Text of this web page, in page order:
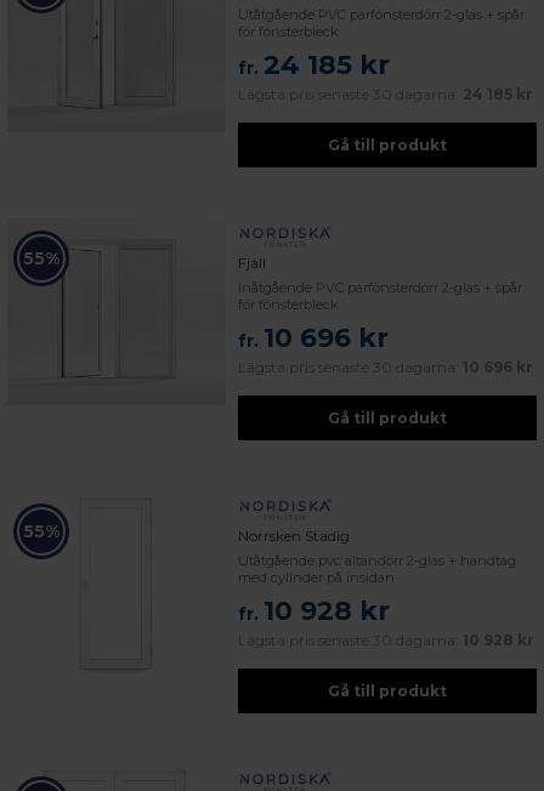
Utåtgående PVC parfönsterdörr 2-glas + spår
för fönsterbleck
fr. 24 185 kr
Lägsta pris senaste 30 dagarna: 24 185 kr
Gå till produkt
55% Fjäll
Inåtgående PVC parfönsterdörr 2-glas + spår
för fönsterbleck
fr. 10 696 kr
Lägsta pris senaste 30 dagarna: 10 696 kr
Gå till produkt
55% Norrsken Stadig
Utåtgående pvc altandörr 2-glas + handtag
med cylinder på insidan
fr. 10 928 kr
Lägsta pris senaste 30 dagarna: 10 928 kr
Gå till produkt